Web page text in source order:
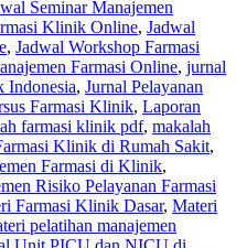
Seminar Manajemen
Klinik Online, Jadwal
, Jadwal Workshop Farmasi
Farmasi Online, jurnal
Indonesia, Jurnal Pelayanan
Farmasi Klinik, Laporan
farmasi klinik pdf, makalah
Klinik di Rumah Sakit,
Farmasi di Klinik,
Risiko Pelayanan Farmasi
Farmasi Klinik Dasar, Materi
pelatihan manajemen